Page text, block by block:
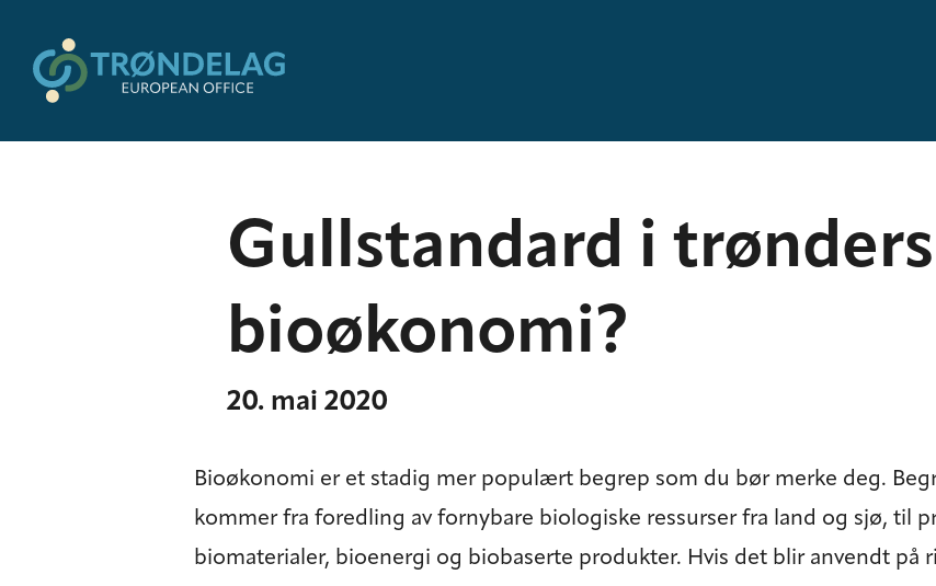
Gullstandard i
bioøkonomi?
20. mai 2020
Bioøkonomi er et stadig mer populært begrep som du bør merke deg.
kommer fra foredling av fornybare biologiske ressurser fra land og sjø, til
biomaterialer, bioenergi og biobaserte produkter. Hvis det blir anvendt på